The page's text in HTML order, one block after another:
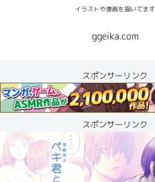
イラストや漫画を描いてます
ggeika.com
スポンサーリンク
スポンサーリンク